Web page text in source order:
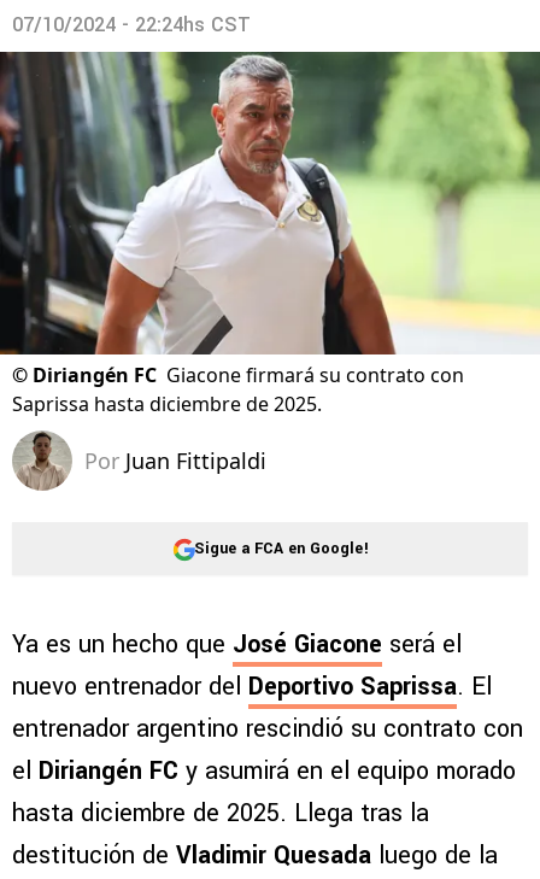
07/10/2024 - 22:24hs CST
© Diriangén FC Giacone firmará su contrato con
Saprissa hasta diciembre de 2025.
Por Juan Fittipaldi
Sigue a FCA en Google!
Ya es un hecho que José Giacone será el
nuevo entrenador del Deportivo Saprissa. El
entrenador argentino rescindió su contrato con
el Diriangén FC y asumirá en el equipo morado
hasta diciembre de 2025. Llega tras la
destitución de Vladimir Quesada luego de la